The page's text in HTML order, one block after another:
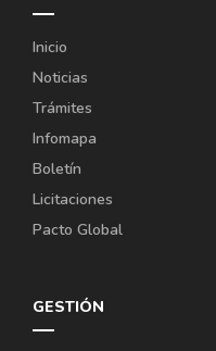
Inicio
Noticias
Trámites
Infomapa
Boletín
Licitaciones
Pacto Global
GESTIÓN